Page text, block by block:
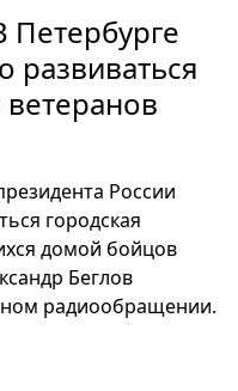
Петербурге
развиваться
России
городская
домой бойцов
Беглов
радиообращении.